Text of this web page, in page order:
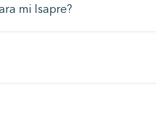
mi Isapre?